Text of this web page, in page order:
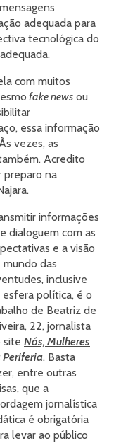
adequada para
tecnológica do
com muitos
fake news ou
essa informação
vezes, as
Acredito
preparo na
informações
dialoguem com as
e a visão
mundo das
inclusive
esfera política, é o
de Beatriz de
22, jornalista
site Nós, Mulheres
Periferia. Basta
entre outras
que a
jornalística
é obrigatória
levar ao público